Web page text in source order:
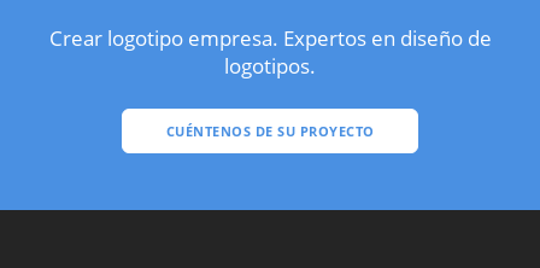
Crear logotipo empresa. Expertos en diseño de
logotipos.
CUÉNTENOS DE SU PROYECTO